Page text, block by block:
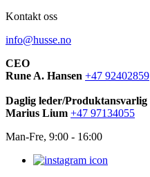
Kontakt oss
info@husse.no
CEO
Rune A. Hansen +47 92402859
Daglig leder/Produktansvarlig
Marius Lium +47 97134055
Man-Fre, 9:00 - 16:00